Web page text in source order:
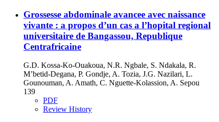
Grossesse abdominale avancee avec naissance
vivante : a propos d’un cas a l’hopital regional
universitaire de Bangassou, Republique
Centrafricaine
G.D. Kossa-Ko-Ouakoua, N.R. Ngbale, S. Ndakala, R.
M’betid-Degana, P. Gondje, A. Tozia, J.G. Nazilari, L.
Gounouman, A. Amath, C. Nguette-Kolassion, A. Sepou
139
PDF
Review History